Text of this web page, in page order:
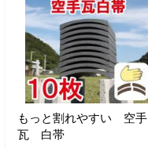
もっと割れやすい 空手
瓦 白帯